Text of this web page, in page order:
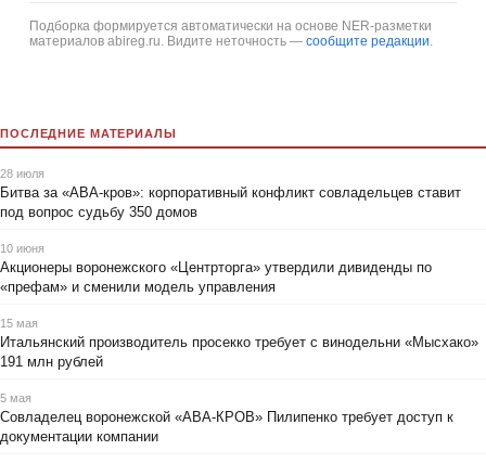
Подборка формируется автоматически на основе NER-разметки
материалов abireg.ru. Видите неточность — сообщите редакции
ПОСЛЕДНИЕ МАТЕРИАЛЫ
28 июля
Битва за «АВА-кров»: корпоративный конфликт совладельцев ставит
под вопрос судьбу 350 домов
10 июня
Акционеры воронежского «Центрторга» утвердили дивиденды по
«префам» и сменили модель управления
15 мая
Итальянский производитель просекко требует с винодельни «Мысхако»
191 млн рублей
5 мая
Совладелец воронежской «АВА-КРОВ» Пилипенко требует доступ к
документации компании